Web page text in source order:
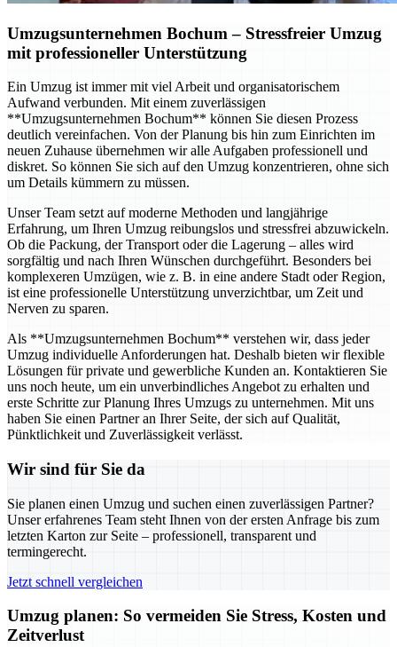
Umzugsunternehmen Bochum – Stressfreier Umzug
mit professioneller Unterstützung
Ein Umzug ist immer mit viel Arbeit und organisatorischem
Aufwand verbunden. Mit einem zuverlässigen
**Umzugsunternehmen Bochum** können Sie diesen Prozess
deutlich vereinfachen. Von der Planung bis hin zum Einrichten im
neuen Zuhause übernehmen wir alle Aufgaben professionell und
diskret. So können Sie sich auf den Umzug konzentrieren, ohne sich
um Details kümmern zu müssen.
Unser Team setzt auf moderne Methoden und langjährige
Erfahrung, um Ihren Umzug reibungslos und stressfrei abzuwickeln.
Ob die Packung, der Transport oder die Lagerung – alles wird
sorgfältig und nach Ihren Wünschen durchgeführt. Besonders bei
komplexeren Umzügen, wie z. B. in eine andere Stadt oder Region,
ist eine professionelle Unterstützung unverzichtbar, um Zeit und
Nerven zu sparen.
Als **Umzugsunternehmen Bochum** verstehen wir, dass jeder
Umzug individuelle Anforderungen hat. Deshalb bieten wir flexible
Lösungen für private und gewerbliche Kunden an. Kontaktieren Sie
uns noch heute, um ein unverbindliches Angebot zu erhalten und
erste Schritte zur Planung Ihres Umzugs zu unternehmen. Mit uns
haben Sie einen Partner an Ihrer Seite, der sich auf Qualität,
Pünktlichkeit und Zuverlässigkeit verlässt.
Wir sind für Sie da
Sie planen einen Umzug und suchen einen zuverlässigen Partner?
Unser erfahrenes Team steht Ihnen von der ersten Anfrage bis zum
letzten Karton zur Seite – professionell, transparent und
termingerecht.
Jetzt schnell vergleichen
Umzug planen: So vermeiden Sie Stress, Kosten und
Zeitverlust